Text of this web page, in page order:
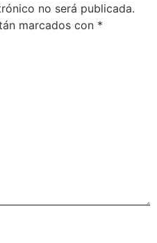
no será publicada.
marcados con *